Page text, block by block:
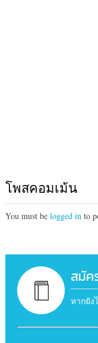
โพสคอมเม้น
You must be logged into
สมัค
หากยั